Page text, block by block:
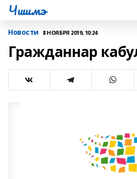
Чишмэ
Новости 8 НОЯБРЯ 2019, 10:24
Гражданнар